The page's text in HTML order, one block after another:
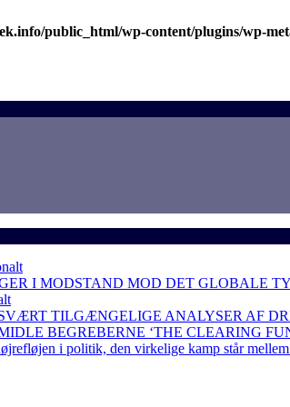
public_html/wp-content/plugins/wp-
I MODSTAND MOD DET GLOBALE
TILGÆNGELIGE ANALYSER AF
BEGREBERNE ‘THE CLEARING
i politik, den virkelige kamp står